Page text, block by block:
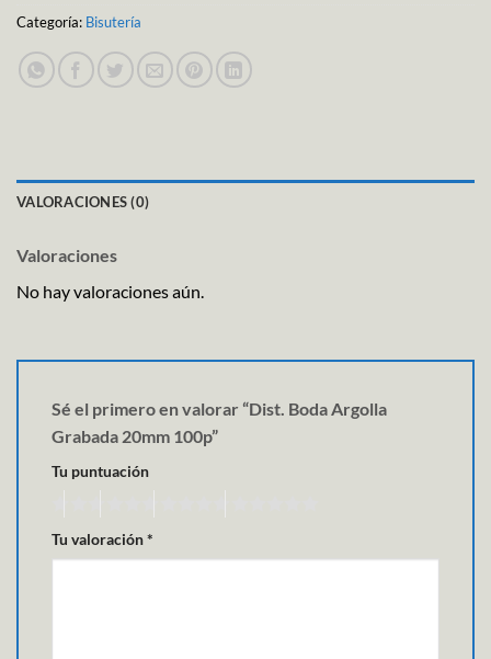
Categoría: Bisutería
VALORACIONES (0)
Valoraciones
No hay valoraciones aún.
Sé el primero en valorar “Dist. Boda Argolla
Grabada 20mm 100p”
Tu puntuación
Tu valoración*